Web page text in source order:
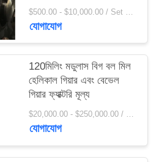
পিনিয়ন গিয়ার কারখানার দাম
$500.00 - $10,000.00 / Set MOQ:1 সেট / সেট
যোগাযোগ
120মিলিং মডুলাস বিগ বল মিল
হেলিকাল গিয়ার এবং বেভেল
গিয়ার ফ্যাক্টরি মূল্য
$20,000.00 - $250,000.00 / Set MOQ:1 সেট / সেট
যোগাযোগ